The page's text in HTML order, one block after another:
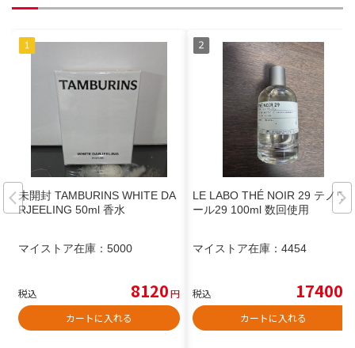
未開封 TAMBURINS WHITE DA
RJEELING 50ml 香水
マイストア在庫： 5000
税込 8120円
カートに入れる
LE LABO THÉ NOIR 29 テノワ
ール29 100ml 数回使用
マイストア在庫： 4454
税込 17400
カートに入れる